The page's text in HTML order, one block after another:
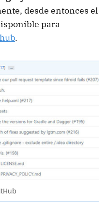
desde entonces el
para
.